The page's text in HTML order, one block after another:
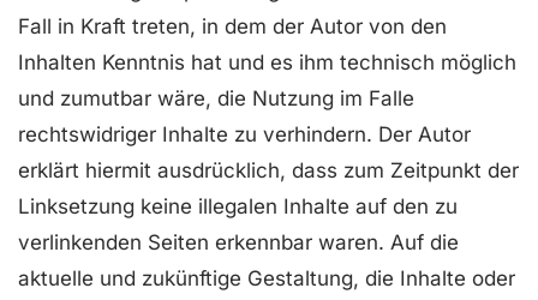
Fall in Kraft treten, in dem der Autor von den
Inhalten Kenntnis hat und es ihm technisch möglich
und zumutbar wäre, die Nutzung im Falle
rechtswidriger Inhalte zu verhindern. Der Autor
erklärt hiermit ausdrücklich, dass zum Zeitpunkt der
Linksetzung keine illegalen Inhalte auf den zu
verlinkenden Seiten erkennbar waren. Auf die
aktuelle und zukünftige Gestaltung, die Inhalte oder